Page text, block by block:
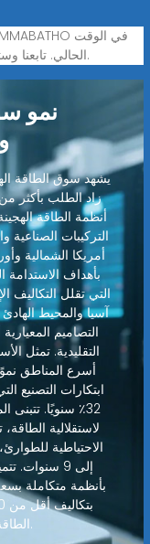
الحالي. تابعنا وستجد المزيد من المعلومات في الوقت المناسب.
نمو
يشهد سوق الطاقة
التركيبات الصناعية
بأهداف الاستدامة
التقليدية. تمثل
ابتكارات التصنيع
32٪ سنويًا. تتبنى
لاستقلالية
إلى 9 سنوات.
الطاقة الكاملة للمشاريع الصناعية.